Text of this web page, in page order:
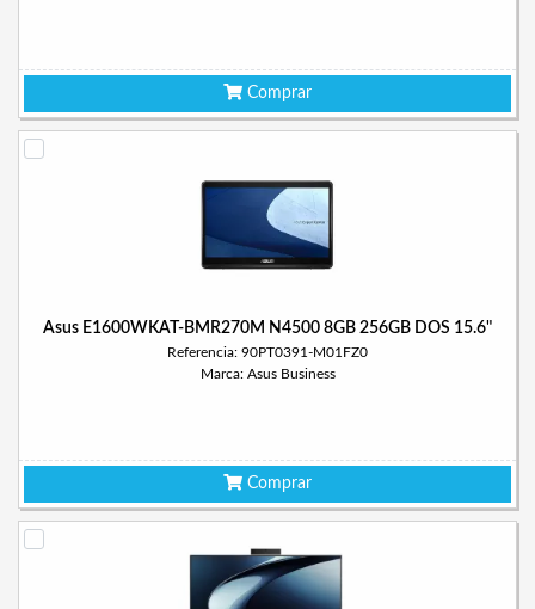
Comprar
Asus E1600WKAT-BMR270M N4500 8GB 256GB DOS 15.6"
Referencia: 90PT0391-M01FZ0
Marca: Asus Business
Comprar